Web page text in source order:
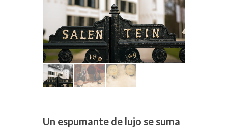
Un espumante de lujo se suma